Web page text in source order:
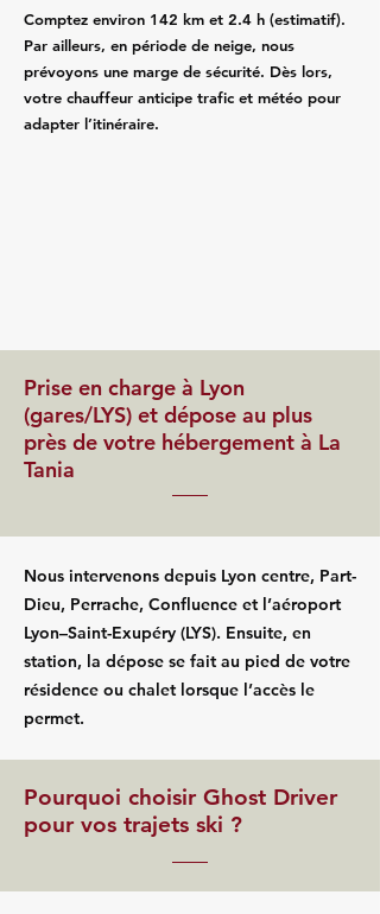
Comptez environ 142 km et 2.4 h (estimatif).
Par ailleurs, en période de neige, nous
prévoyons une marge de sécurité. Dès lors,
votre chauffeur anticipe trafic et météo pour
adapter l’itinéraire.
Prise en charge à Lyon
(gares/LYS) et dépose au plus
près de votre hébergement à La
Tania
Nous intervenons depuis Lyon centre, Part-
Dieu, Perrache, Confluence et l’aéroport
Lyon–Saint-Exupéry (LYS). Ensuite, en
station, la dépose se fait au pied de votre
résidence ou chalet lorsque l’accès le
permet.
Pourquoi choisir Ghost Driver
pour vos trajets ski ?